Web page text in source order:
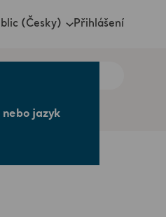
(Česky)
jazyk
Přihlášení